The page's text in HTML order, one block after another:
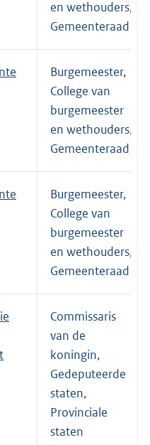
en wethouders,
Gemeenteraad
Burgemeester,
College van
burgemeester
en wethouders,
Gemeenteraad
Burgemeester,
College van
burgemeester
en wethouders,
Gemeenteraad
Commissaris
van de
koningin,
Gedeputeerde
staten,
Provinciale
staten